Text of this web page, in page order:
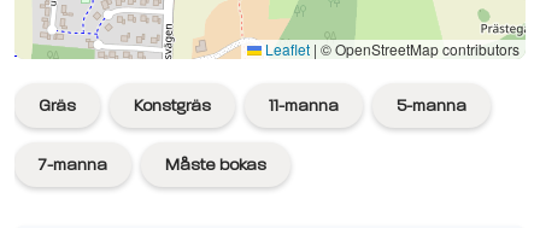
Leaflet | © OpenStreetMap contributors
Se planen på Google Maps
Gräs Konstgräs 11-manna 5-manna
7-manna Måste bokas